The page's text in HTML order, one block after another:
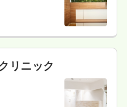
第二新卒可
詳細を見る
リニック